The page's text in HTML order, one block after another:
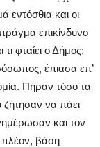
εντόσθια και οι
επικίνδυνο
φταίει ο Δήμος;
έπιασα επ’
Πήραν τόσο τα
ζήτησαν να πάει
και τον
πλέον, βάση